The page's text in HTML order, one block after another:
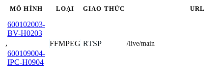
MÔ HÌNH LOẠI GIAO THỨC URL
600102003-
BV-H0203
,
600109004-
IPC-H0904
FFMPEG RTSP /live/main